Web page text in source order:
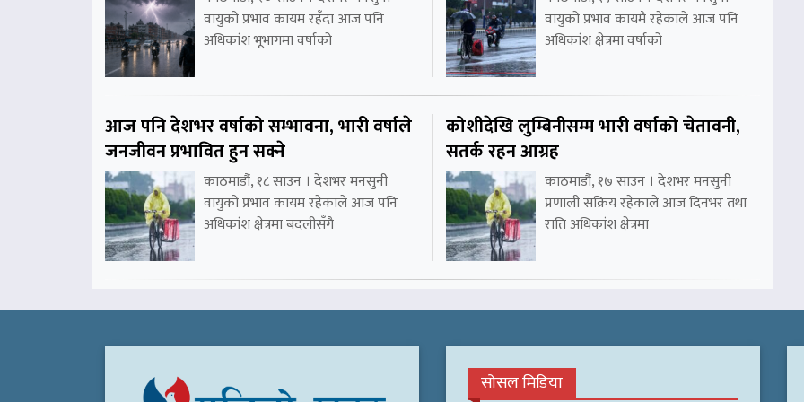
वायुको प्रभाव कायम रहँदा आज पनि
अधिकांश भूभागमा वर्षाको
वायुको प्रभाव कायमै रहेकाले आज पनि
अधिकांश क्षेत्रमा वर्षाको
आज पनि देशभर वर्षाको सम्भावना, भारी वर्षाले
जनजीवन प्रभावित हुन सक्ने
काठमाडौं, १८ साउन । देशभर मनसुनी
वायुको प्रभाव कायम रहेकाले आज पनि
अधिकांश क्षेत्रमा बदलीसँगै
कोशीदेखि लुम्बिनीसम्म भारी वर्षाको चेतावनी,
सतर्क रहन आग्रह
काठमाडौं, १७ साउन । देशभर मनसुनी
प्रणाली सक्रिय रहेकाले आज दिनभर तथा
राति अधिकांश क्षेत्रमा
सोसल मिडिया